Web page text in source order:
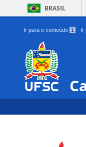
BRASIL
Ir para o conteúdo 1 Ir